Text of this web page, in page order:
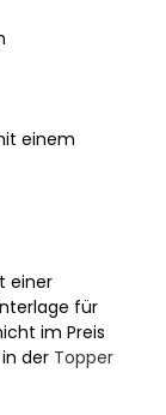
einem
einer
für
im Preis
der Topper